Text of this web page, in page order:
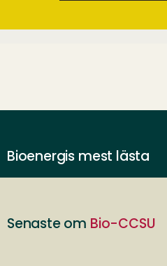
Bioenergis mest lästa
Senaste om Bio-CCSU